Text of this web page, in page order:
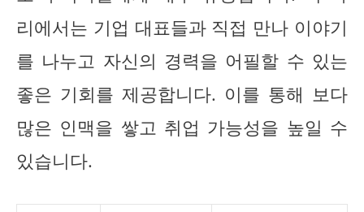
리에서는 기업 대표들과 직접 만나 이야기
를 나누고 자신의 경력을 어필할 수 있는
좋은 기회를 제공합니다. 이를 통해 보다
많은 인맥을 쌓고 취업 가능성을 높일 수
있습니다.